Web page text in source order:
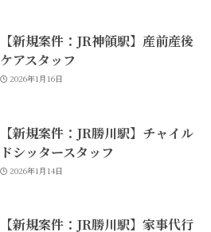
【新規案件：JR神領駅】産前産後
ケアスタッフ
2026年1月16日
【新規案件：JR勝川駅】チャイル
ドシッタースタッフ
2026年1月14日
【新規案件：JR勝川駅】家事代行